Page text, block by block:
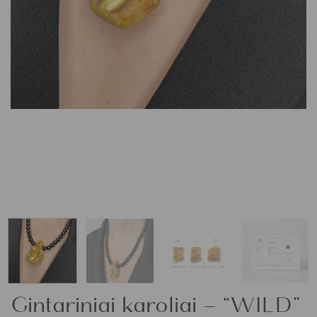
Gintariniai karoliai – “WILD”